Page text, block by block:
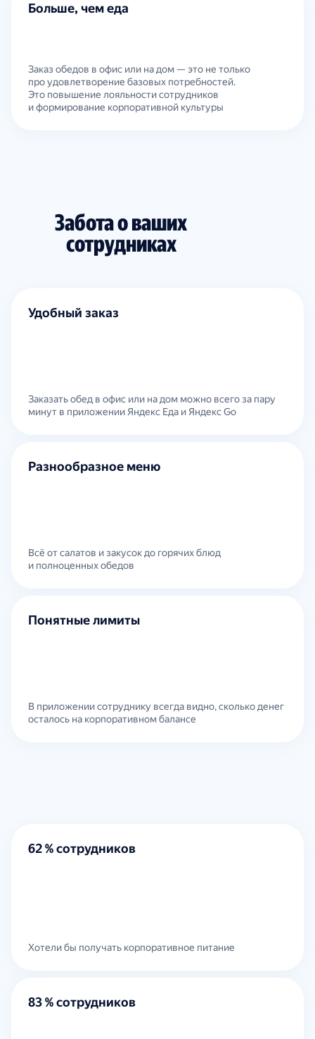
Больше, чем еда
Заказ обедов в офис или на дом — это не только
про удовлетворение базовых потребностей.
Это повышение лояльности сотрудников
и формирование корпоративной культуры
Забота о ваших
сотрудниках
Удобный заказ
Заказать обед в офис или на дом можно всего за пару
минут в приложении Яндекс Еда и Яндекс Go
Разнообразное меню
Всё от салатов и закусок до горячих блюд
и полноценных обедов
Понятные лимиты
В приложении сотруднику всегда видно, сколько денег
осталось на корпоративном балансе
62 % сотрудников
Хотели бы получать корпоративное питание
83 % сотрудников